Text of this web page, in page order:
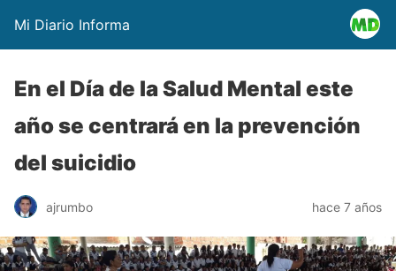
Mi Diario Informa
En el Día de la Salud Mental este
año se centrará en la prevención
del suicidio
ajrumbo hace 7 años